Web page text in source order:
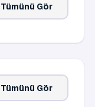
Tümünü Gör
Tümünü Gör